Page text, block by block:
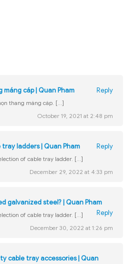
cáp | Quan Pham Reply
thang máng cáp. […]
October 19, 2021 at 2:48 pm
ladders | Quan Pham Reply
of cable tray ladder. […]
December 29, 2022 at 4:33 pm
galvanized steel? | Quan Pham
Reply
of cable tray ladder. […]
December 30, 2022 at 1:26 pm
cable tray accessories | Quan